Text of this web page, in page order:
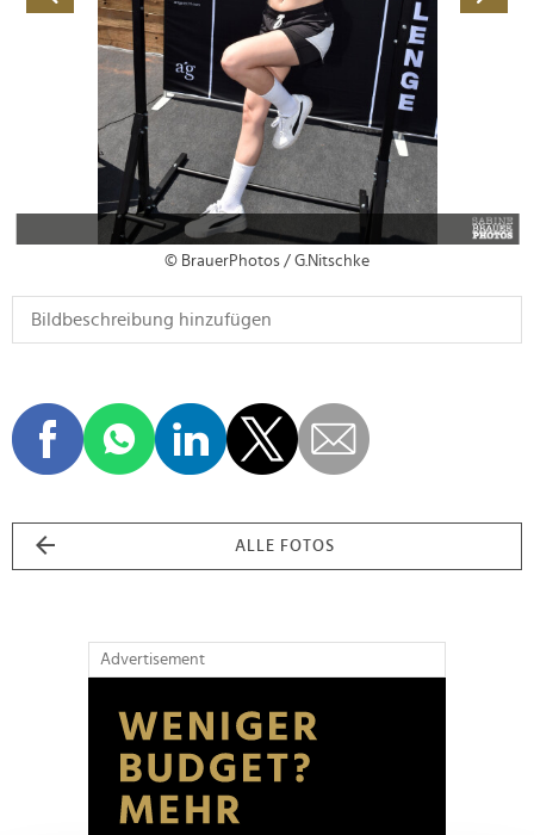
© BrauerPhotos / G.Nitschke
ALLE FOTOS
Advertisement